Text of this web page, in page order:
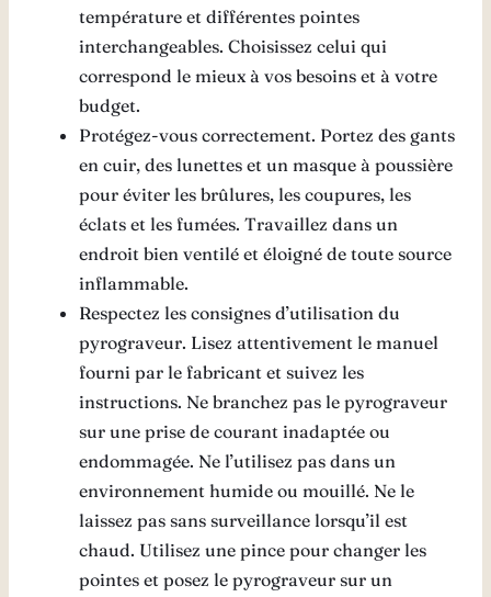
température et différentes pointes
interchangeables. Choisissez celui qui
correspond le mieux à vos besoins et à votre
budget.
Protégez-vous correctement. Portez des gants
en cuir, des lunettes et un masque à poussière
pour éviter les brûlures, les coupures, les
éclats et les fumées. Travaillez dans un
endroit bien ventilé et éloigné de toute source
inflammable.
Respectez les consignes d’utilisation du
pyrograveur. Lisez attentivement le manuel
fourni par le fabricant et suivez les
instructions. Ne branchez pas le pyrograveur
sur une prise de courant inadaptée ou
endommagée. Ne l’utilisez pas dans un
environnement humide ou mouillé. Ne le
laissez pas sans surveillance lorsqu’il est
chaud. Utilisez une pince pour changer les
pointes et posez le pyrograveur sur un